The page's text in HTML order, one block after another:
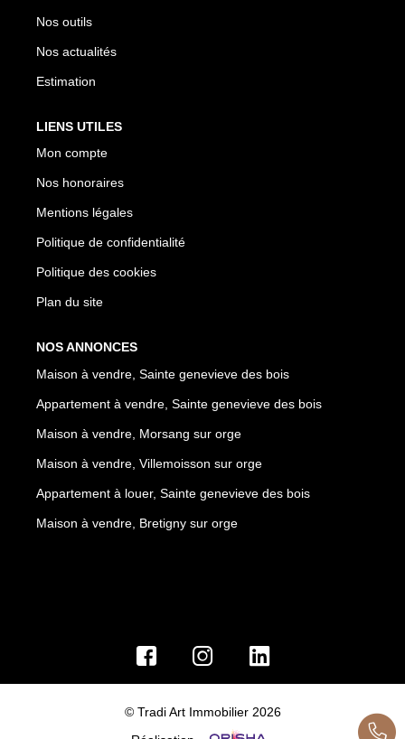
Nos outils
Nos actualités
Estimation
LIENS UTILES
Mon compte
Nos honoraires
Mentions légales
Politique de confidentialité
Politique des cookies
Plan du site
NOS ANNONCES
Maison à vendre, Sainte genevieve des bois
Appartement à vendre, Sainte genevieve des bois
Maison à vendre, Morsang sur orge
Maison à vendre, Villemoisson sur orge
Appartement à louer, Sainte genevieve des bois
Maison à vendre, Bretigny sur orge
© Tradi Art Immobilier 2026